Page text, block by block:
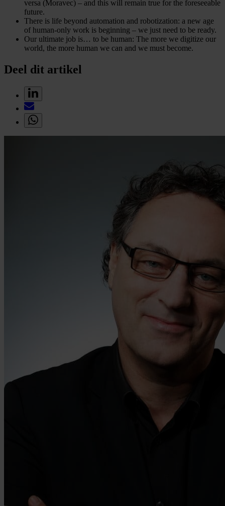
versa (Moravec) – and this will remain true for the foreseeable
future.
There is life beyond automation and robotization: a new age
of human-only work is beginning – we just need to be ready.
Our ultimate job is… to be human: The more we digitize our
world, the more human we can and we must become.
Deel dit artikel